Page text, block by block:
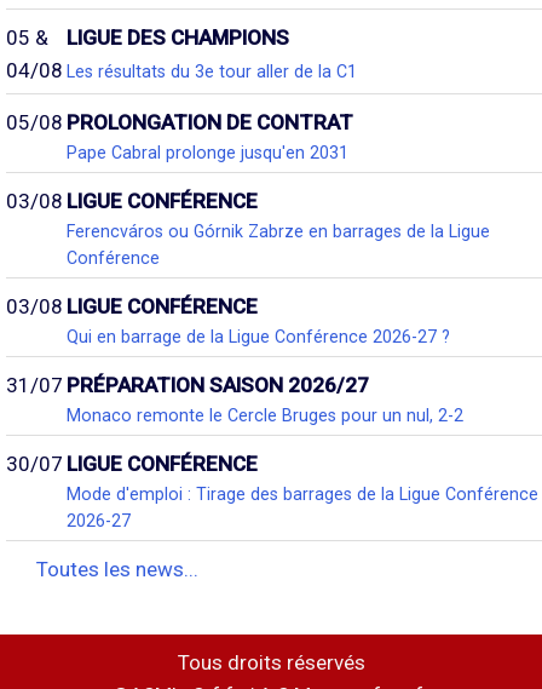
05 &
04/08
LIGUE DES CHAMPIONS
Les résultats du 3e tour aller de la C1
05/08 PROLONGATION DE CONTRAT
Pape Cabral prolonge jusqu'en 2031
03/08 LIGUE CONFÉRENCE
Ferencváros ou Górnik Zabrze en barrages de la Ligue
Conférence
03/08 LIGUE CONFÉRENCE
Qui en barrage de la Ligue Conférence 2026-27 ?
31/07 PRÉPARATION SAISON 2026/27
Monaco remonte le Cercle Bruges pour un nul, 2-2
30/07 LIGUE CONFÉRENCE
Mode d'emploi : Tirage des barrages de la Ligue Conférence
2026-27
Toutes les news...
Tous droits réservés